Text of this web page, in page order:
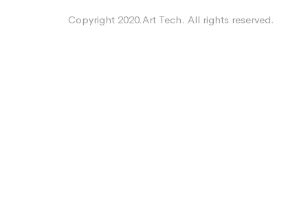
Copyright 2020.Art Tech. All rights reserved.